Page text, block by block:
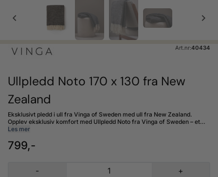
Art.nr:40434
Ullpledd Noto 170 x 130 fra New
Zealand
Eksklusivt pledd i ull fra Vinga of Sweden med ull fra New Zealand.
Opplev eksklusiv komfort med Ullpledd Noto fra Vinga of Sweden – et
luksuriøst pledd laget av høykvalitetsull fra de frodige beitemarkene i
mykhet, og fargene er inspirert av naturens egne landskap, fra dype
jordtoner til rolige nyanser som speiler hav og himmel. Perfekt for å tulle
for deg som verdsetter kvalitet, bærekraft og naturlig skjønnhet i
Les mer
799,-
- +